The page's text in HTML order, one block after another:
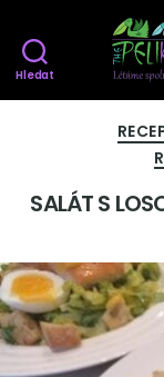
Hledat
SALÁT S